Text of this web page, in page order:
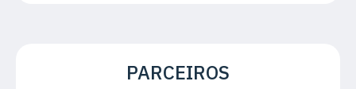
PARCEIROS